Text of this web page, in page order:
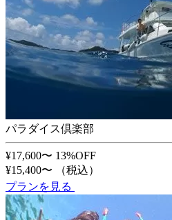
パラダイス倶楽部
¥17,600〜 13%OFF
¥15,400〜
（税込）
プランを見る